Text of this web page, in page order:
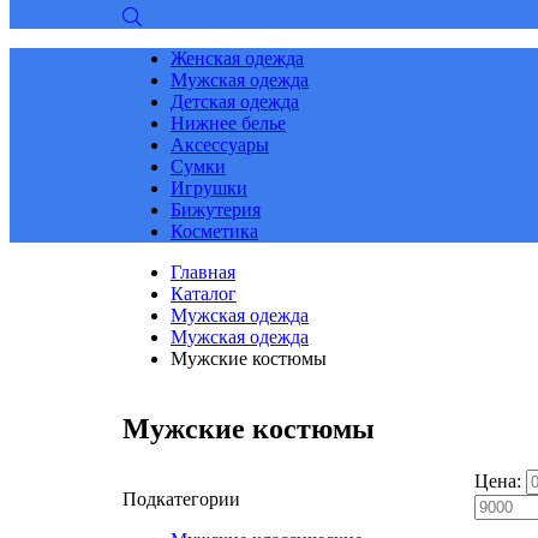
Женская одежда
Мужская одежда
Детская одежда
Нижнее белье
Аксессуары
Сумки
Игрушки
Бижутерия
Косметика
Главная
Каталог
Мужская одежда
Мужская одежда
Мужские костюмы
Мужские костюмы
Подкатегории
Цена: